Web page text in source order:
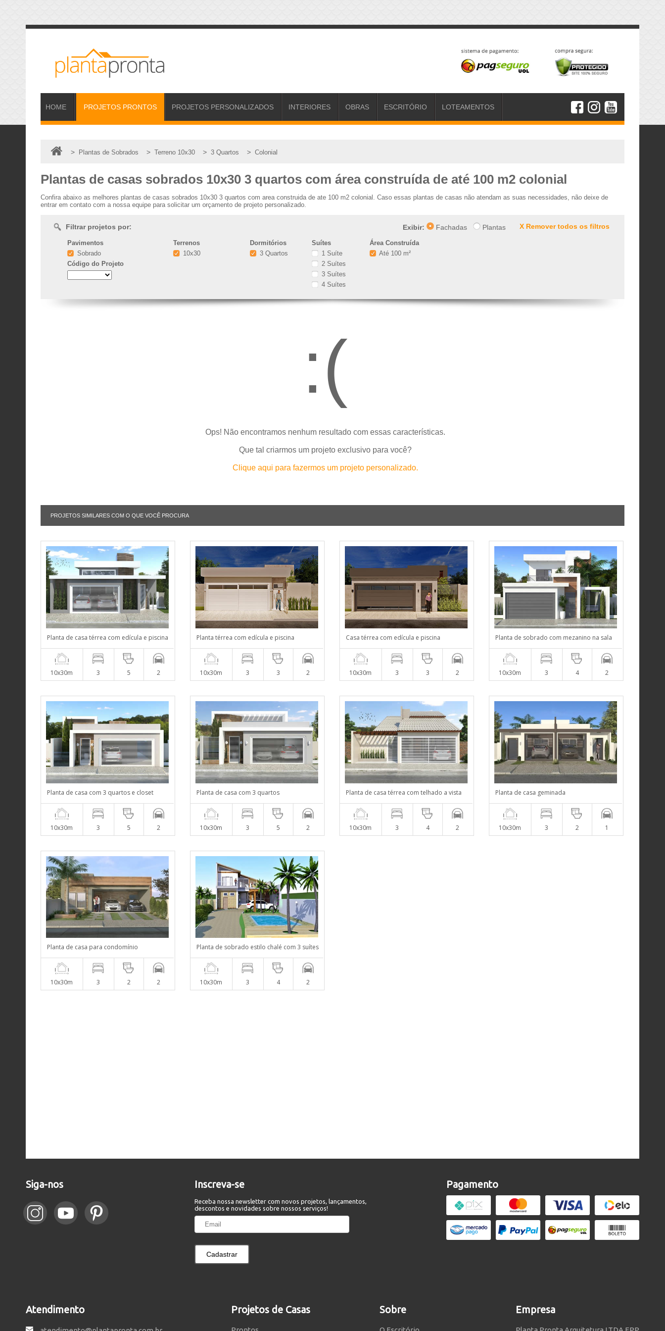
HOME PROJETOS PRONTOS PROJETOS PERSONALIZADOS INTERIORES OBRAS ESCRITÓRIO LOTEAMENTOS
> Plantas de Sobrados > Terreno 10x30 > 3 Quartos > Colonial
Plantas de casas sobrados 10x30 3 quartos com área construída de até 100 m2 colonial
Confira abaixo as melhores plantas de casas sobrados 10x30 3 quartos com area construida de ate 100 m2 colonial. Caso essas plantas de casas não atendam as suas necessidades, não deixe de
entrar em contato com a nossa equipe para solicitar um orçamento de projeto personalizado.
X Remover todos os filtros
Filtrar projetos por: Exibir: Fachadas Plantas
Pavimentos
Sobrado
Código do Projeto
Terrenos
10x30
Dormitórios
3 Quartos
Suítes
1 Suíte
2 Suítes
3 Suítes
4 Suítes
Área Construída
Até 100 m²
:(
Ops! Não encontramos nenhum resultado com essas características.
Que tal criarmos um projeto exclusivo para você?
Clique aqui para fazermos um projeto personalizado.
PROJETOS SIMILARES COM O QUE VOCÊ PROCURA
Planta de casa térrea com edícula e piscina
10x30m 3 5 2
Planta térrea com edícula e piscina
10x30m 3 3 2
Casa térrea com edícula e piscina
10x30m 3 3 2
Planta de sobrado com mezanino na sala
10x30m 3 4 2
Planta de casa com 3 quartos e closet
10x30m 3 5 2
Planta de casa com 3 quartos
10x30m 3 5 2
Planta de casa térrea com telhado a vista
10x30m 3 4 2
Planta de casa geminada
10x30m 3 2 1
Planta de casa para condomínio
10x30m 3 2 2
Planta de sobrado estilo chalé com 3 suítes
10x30m 3 4 2
Siga-nos Inscreva-se
Receba nossa newsletter com novos projetos, lançamentos,
descontos e novidades sobre nossos serviços!
Cadastrar
Pagamento
Atendimento Projetos de Casas Sobre Empresa